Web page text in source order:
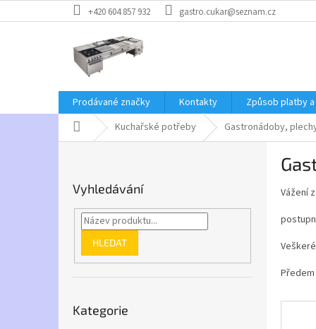
na
+420 604 857 932 gastro.cukar@seznam.cz
Prodávané značky Kontakty Způsob platby
Domů Kuchařské potřeby Gastronádoby,
Vyhledávání
HLEDAT
kategorie
Kategorie
Vážení